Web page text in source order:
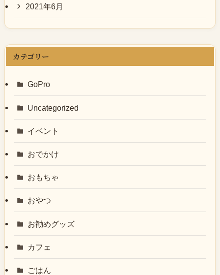
2021年6月
カテゴリー
GoPro
Uncategorized
イベント
おでかけ
おもちゃ
おやつ
お勧めグッズ
カフェ
ごはん